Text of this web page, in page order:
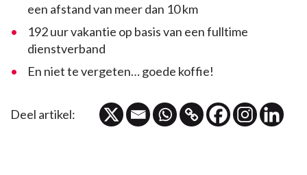
een afstand van meer dan 10 km
192 uur vakantie op basis van een fulltime
dienstverband
En niet te vergeten… goede koffie!
Deel artikel: